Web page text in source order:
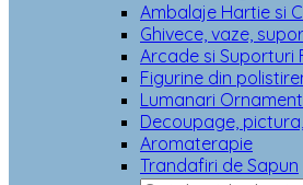
Ambalaje Hartie si
Ghivece, vaze,
Arcade si Suporturi
Figurine din
Lumanari
Decoupage,
Aromaterapie
Trandafiri de Sapun